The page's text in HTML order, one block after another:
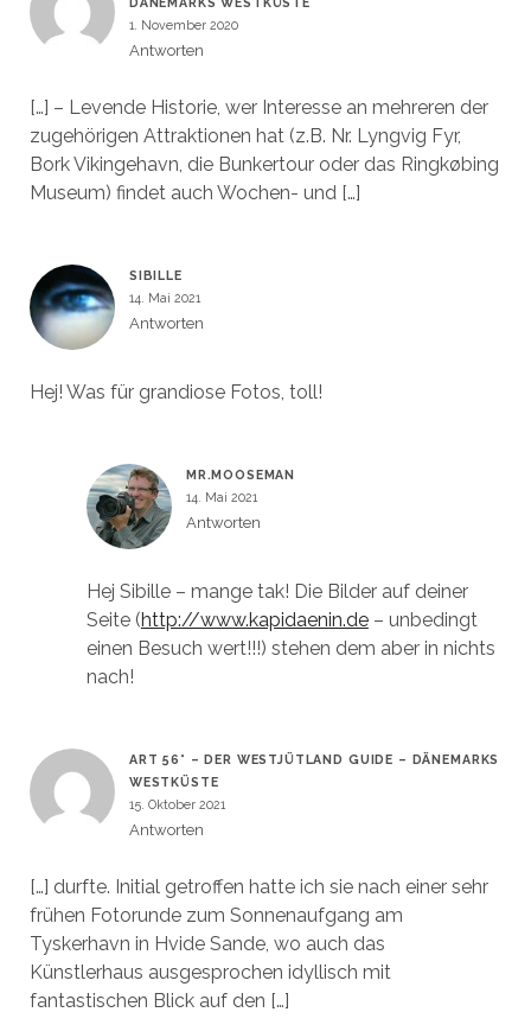
1. November 2020
Antworten
[…] – Levende Historie, wer Interesse an mehreren der
zugehörigen Attraktionen hat (z.B. Nr. Lyngvig Fyr,
Bork Vikingehavn, die Bunkertour oder das Ringkøbing
Museum) findet auch Wochen- und […]
SIBILLE
14. Mai 2021
Antworten
Hej! Was für grandiose Fotos, toll!
MR.MOOSEMAN
14. Mai 2021
Antworten
Hej Sibille – mange tak! Die Bilder auf deiner
Seite (http://www.kapidaenin.de– unbedingt
einen Besuch wert!!!) stehen dem aber in nichts
nach!
ART 56° – DER WESTJÜTLAND GUIDE – DÄNEMARKS
WESTKÜSTE
15. Oktober 2021
Antworten
[…] durfte. Initial getroffen hatte ich sie nach einer sehr
frühen Fotorunde zum Sonnenaufgang am
Tyskerhavn in Hvide Sande, wo auch das
Künstlerhaus ausgesprochen idyllisch mit
fantastischen Blick auf den […]